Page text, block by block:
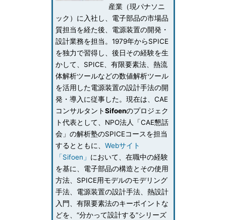
産業（現パナソニ
ック）に入社し、電子部品の市場品
質担当を経た後、電源装置の開発・
設計業務を担当。1979年からSPICE
を独力で習得し、後日その経験を生
かして、SPICE、有限要素法、熱流
体解析ツールなどの数値解析ツール
を活用した電源装置の設計手法の開
発・導入に従事した。現在は、CAE
コンサルタントSifoenのプロジェク
ト代表として、NPO法人「CAE懇話
会」の解析塾のSPICEコースを担当
するとともに、 Webサイト
「Sifoen」 において、在職中の経験
を基に、電子部品の構造とその使用
方法、SPICE用モデルのモデリング
手法、電源装置の設計手法、熱設計
入門、有限要素法のキーポイントな
どを、“分かって設計する”シリーズ